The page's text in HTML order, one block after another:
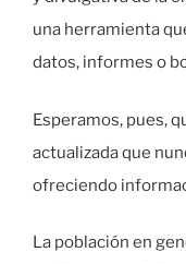
una herramienta
datos, informes o
Esperamos, pues,
actualizada que
ofreciendo
La población en